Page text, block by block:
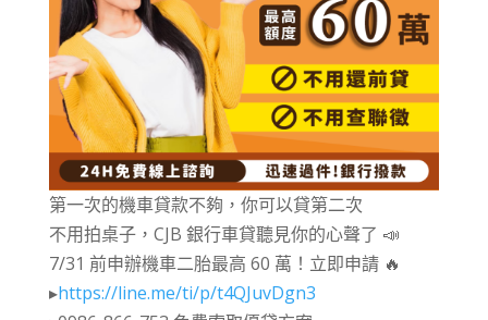
第一次的機車貸款不夠，你可以貸第二次
不用拍桌子，CJB 銀行車貸聽見你的心聲了 📣
7/31 前申辦機車二胎最高 60 萬！立即申請 🔥
▸https://line.me/ti/p/t4QJuvDgn3